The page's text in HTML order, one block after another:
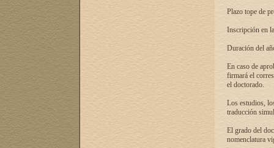
Plazo tope de
Inscripción en
Duración del
En caso de
firmará el
el doctorado.
Los estudios,
traducción
El grado del
nomenclatura